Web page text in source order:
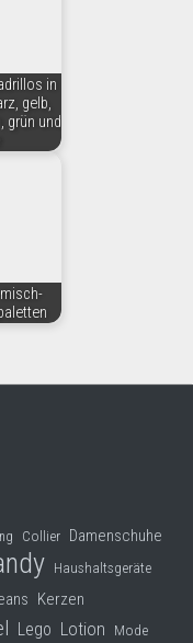
in
gelb,
grün und
Collier Damenschuhe
Haushaltsgeräte
Kerzen
Lego Lotion Mode